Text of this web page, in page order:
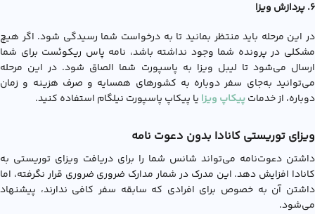
۶. پردازش ویزا
در این مرحله باید منتظر بمانید تا به درخواست شما رسیدگی شود. اگر هیچ
مشکلی در پرونده شما وجود نداشته باشد، نامه پاس ریکوئست برای شما
ارسال می‌شود تا لیبل ویزا به پاسپورت شما الصاق شود. در این مرحله
می‌توانید به‌جای سفر دوباره به کشورهای همسایه و صرف هزینه و زمان
دوباره، از خدماتپیکاپ ویزا یا پیکاپ پاسپورت نیلگام استفاده کنید.
ویزای توریستی کانادا بدون دعوت نامه
داشتن دعوت‌نامه می‌تواند شانس شما را برای دریافت ویزای توریستی به
کانادا افزایش دهد. این مدرک در شمار مدارک ضروری ضروری قرار نگرفته، اما
داشتن آن به خصوص برای افرادی که سابقه سفر کافی ندارند، پیشنهاد
می‌شود.